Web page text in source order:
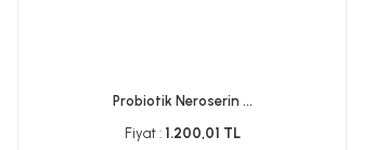
Probiotik Neroserin ...
Fiyat : 1.200,01 TL